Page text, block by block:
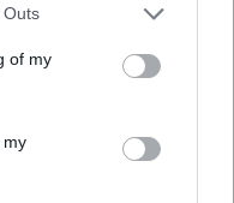
Outs
of my
my
napon belüli